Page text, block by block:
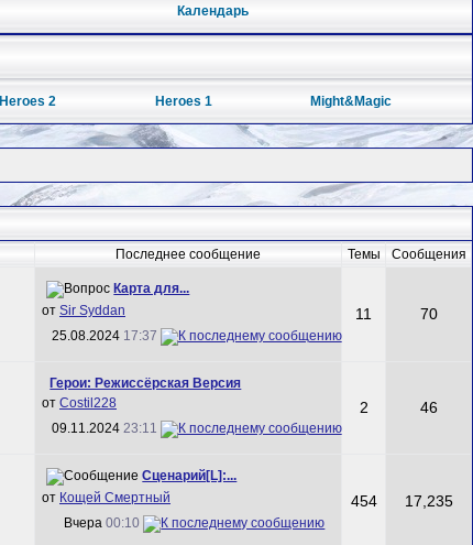
Календарь
Heroes 2 Heroes 1 Might&Magic
Последнее сообщение Темы Сообщения
Карта для...
от Sir Syddan
25.08.2024 17:37
11 70
Герои: Режиссёрская Версия
от Costil228
09.11.2024 23:11
2 46
Сценарий[L]:...
от Кощей Смертный
Вчера00:10
454 17,235